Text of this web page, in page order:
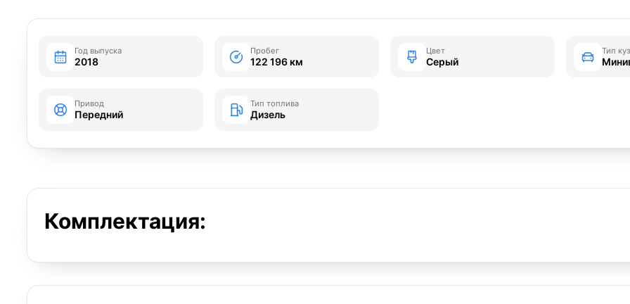
Год выпуска
2018
Пробег
122 196 км
Цвет
Серый
Тип
Привод
Передний
Тип топлива
Дизель
Комплектация: